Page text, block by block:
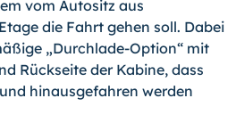
vom Autositz aus
die Fahrt gehen soll. Dabei
„Durchlade-Option“ mit
Rückseite der Kabine, dass
hinausgefahren werden